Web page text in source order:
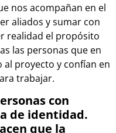
nos acompañan en el
aliados y sumar con
realidad el propósito
las personas que en
al proyecto y confían en
trabajar.
con
de identidad.
que la